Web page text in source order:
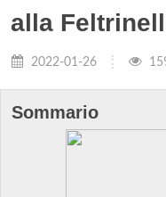
alla
2022-01-26
Sommario